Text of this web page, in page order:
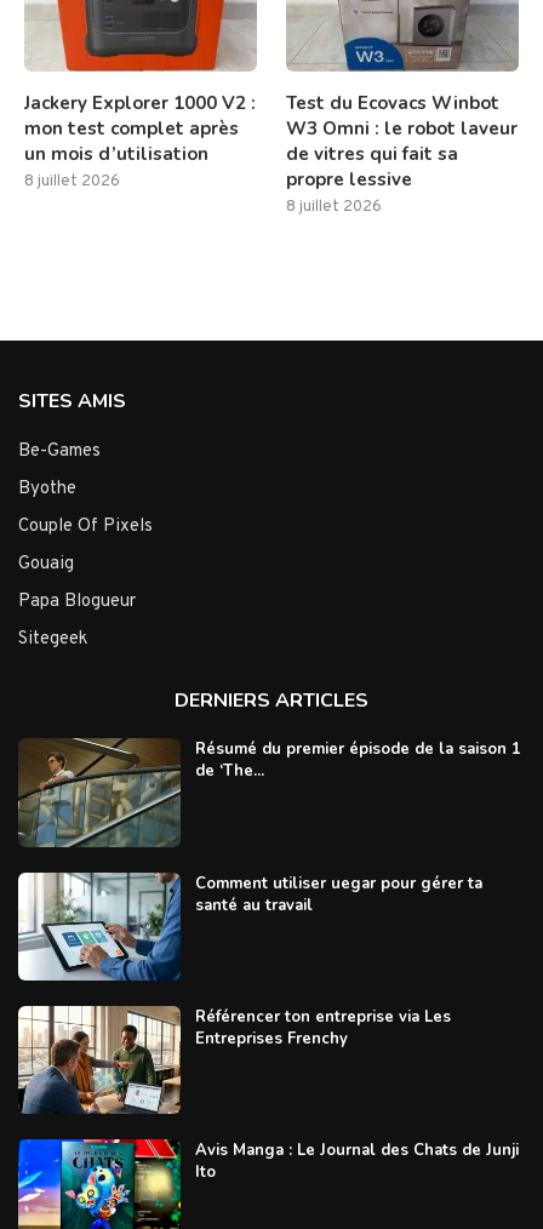
Jackery Explorer 1000 V2 :
mon test complet après
un mois d’utilisation
8 juillet 2026
Test du Ecovacs Winbot
W3 Omni : le robot laveur
de vitres qui fait sa
propre lessive
8 juillet 2026
SITES AMIS
Be-Games
Byothe
Couple Of Pixels
Gouaig
Papa Blogueur
Sitegeek
DERNIERS ARTICLES
Résumé du premier épisode de la saison 1
de ‘The...
Comment utiliser uegar pour gérer ta
santé au travail
Référencer ton entreprise via Les
Entreprises Frenchy
Avis Manga : Le Journal des Chats de Junji
Ito